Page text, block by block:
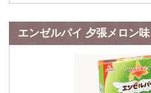
エンゼルパイ 夕張メロン味